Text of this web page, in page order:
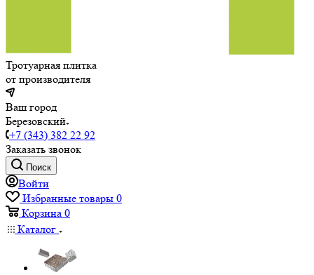
Тротуарная плитка
от производителя
Ваш город
Березовский
+7 (343) 382 22 92
Заказать звонок
Поиск
Войти
Избранные товары 0
Корзина 0
Каталог